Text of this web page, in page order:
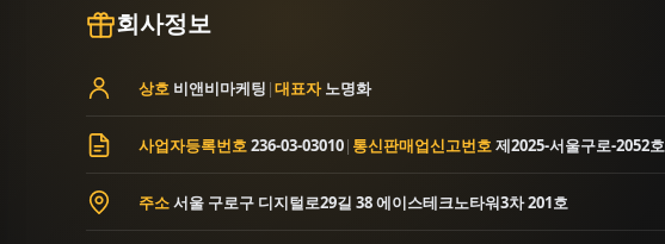
회사정보
상호 비앤비마케팅 |대표자노명화
사업자등록번호 236-03-03010| 통신판매업신고번호 제2025-서울구로-2052호
주소서울 구로구 디지털로29길 38 에이스테크노타워3차 201호